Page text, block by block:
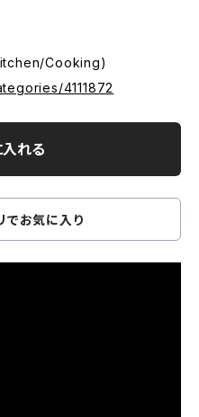
Cooking)
4111872
入れる
でお気に入り